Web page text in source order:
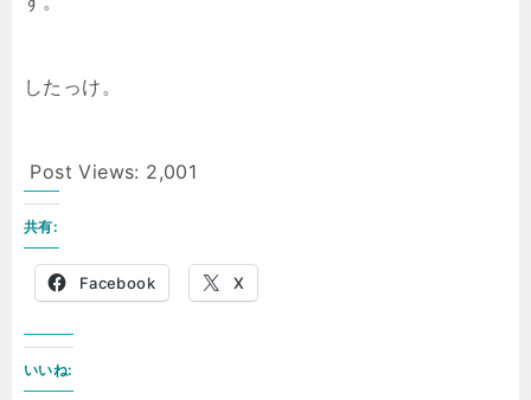
したっけ。
Post Views: 2,001
共有:
Facebook X
いいね: